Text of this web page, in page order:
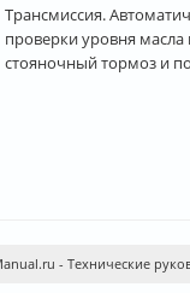
Трансмиссия.
проверки уровня
стояночный тормоз и
- Технические